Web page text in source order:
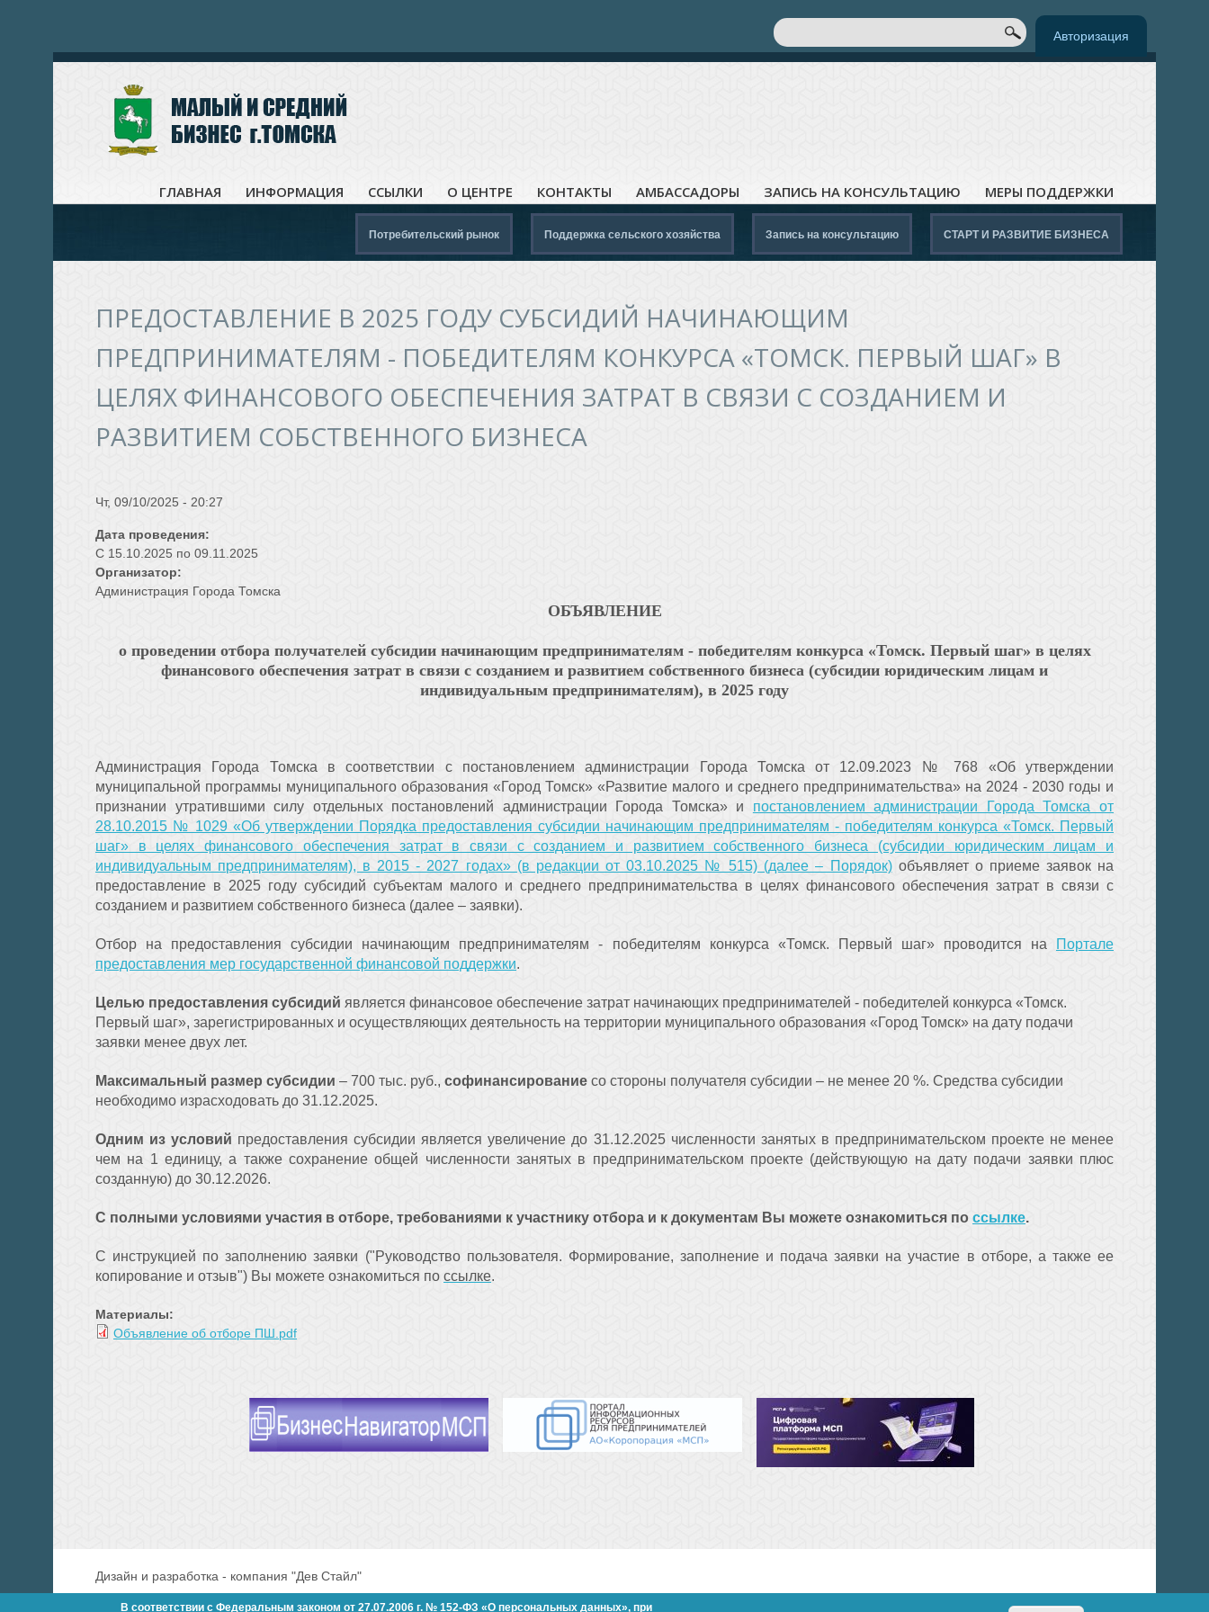
Авторизация
ФОРМА ПОИСКА
Поиск
ГЛАВНАЯ ИНФОРМАЦИЯ ССЫЛКИ О ЦЕНТРЕ КОНТАКТЫ АМБАССАДОРЫ ЗАПИСЬ НА КОНСУЛЬТАЦИЮ МЕРЫ ПОДДЕРЖКИ
СТАРТ И РАЗВИТИЕ БИЗНЕСА
Запись на консультацию
Поддержка сельского хозяйства
Потребительский рынок
ПРЕДОСТАВЛЕНИЕ В 2025 ГОДУ СУБСИДИЙ НАЧИНАЮЩИМ
ПРЕДПРИНИМАТЕЛЯМ - ПОБЕДИТЕЛЯМ КОНКУРСА «ТОМСК. ПЕРВЫЙ ШАГ» В
ЦЕЛЯХ ФИНАНСОВОГО ОБЕСПЕЧЕНИЯ ЗАТРАТ В СВЯЗИ С СОЗДАНИЕМ И
РАЗВИТИЕМ СОБСТВЕННОГО БИЗНЕСА
Чт, 09/10/2025 - 20:27
Дата проведения:
С 15.10.2025 по 09.11.2025
Организатор:
Администрация Города Томска
ОБЪЯВЛЕНИЕ
о проведении отбора получателей субсидии начинающимпредпринимателям - победителям конкурса «Томск. Первый шаг» в целях
финансового обеспечения затрат в связи с созданием и развитием собственного бизнеса (субсидии юридическим лицам и
индивидуальным предпринимателям), в 2025 году
Администрация Города Томска в соответствии с постановлением администрации Города Томска от 12.09.2023 № 768 «Об утверждении
муниципальной программы муниципального образования «Город Томск» «Развитие малого и среднего предпринимательства» на 2024 - 2030 годы и
признании утратившими силу отдельных постановлений администрации Города Томска» и постановлением администрации Города Томска от
28.10.2015 № 1029 «Об утверждении Порядка предоставления субсидии начинающим предпринимателям - победителям конкурса «Томск. Первый
шаг» в целях финансового обеспечения затрат в связи с созданием и развитием собственного бизнеса (субсидии юридическим лицам и
индивидуальным предпринимателям), в 2015 - 2027 годах» (в редакции от 03.10.2025 № 515) (далее – Порядок)объявляет о приеме заявок на
предоставление в 2025 году субсидий субъектам малого и среднего предпринимательства в целях финансового обеспечения затрат в связи с
созданием и развитием собственного бизнеса (далее – заявки).
Отбор на предоставления субсидии начинающим предпринимателям - победителям конкурса «Томск. Первый шаг» проводится на
Портале
предоставления мер государственной финансовой поддержки.
Целью предоставления субсидий является финансовое обеспечение затрат начинающих предпринимателей - победителей конкурса «Томск.
Первый шаг», зарегистрированных и осуществляющих деятельность на территории муниципального образования «Город Томск» на дату подачи
заявки менее двух лет.
Максимальный размер субсидии – 700 тыс. руб., софинансирование со стороны получателя субсидии – не менее 20 %. Средства субсидии
необходимо израсходовать до 31.12.2025.
Одним из условий предоставления субсидии является увеличение до 31.12.2025 численности занятых в предпринимательском проекте не менее
чем на 1 единицу, а также сохранение общей численности занятых в предпринимательском проекте (действующую на дату подачи заявки плюс
созданную) до 30.12.2026.
С полными условиями участия в отборе, требованиями к участнику отбора и к документам Вы можете ознакомиться по ссылке.
С инструкцией по заполнению заявки ("Руководство пользователя. Формирование, заполнение и подача заявки на участие в отборе, а также ее
копирование и отзыв") Вы можете ознакомиться по ссылке.
Материалы:
Объявление об отборе ПШ.pdf
Дизайн и разработка - компания "Дев Стайл"
В соответствии с Федеральным законом от 27.07.2006 г. № 152-ФЗ «О персональных данных»,при